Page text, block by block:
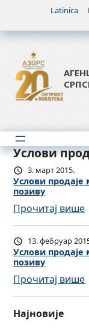
Latinica
Услови
3. март 2015.
Услови продаје
позиву
Прочитај више:
с
в
13. фебруар
Услови продаје
позиву
Прочитај више:
Најновије